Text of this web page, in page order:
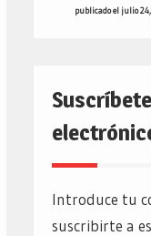
publicado el julio
Introduce tu
suscribirte a